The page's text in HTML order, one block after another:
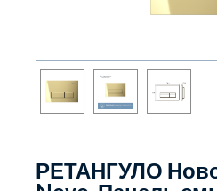
РЕТАНГУЛО